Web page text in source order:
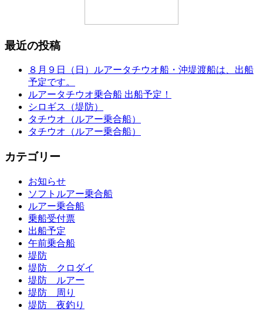
最近の投稿
８月９日（日）ルアータチウオ船・沖堤渡船は、出船
予定です。
ルアータチウオ乗合船 出船予定！
シロギス（堤防）
タチウオ（ルアー乗合船）
タチウオ（ルアー乗合船）
カテゴリー
お知らせ
ソフトルアー乗合船
ルアー乗合船
乗船受付票
出船予定
午前乗合船
堤防
堤防 クロダイ
堤防 ルアー
堤防 周り
堤防 夜釣り